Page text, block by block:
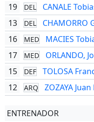
19
DEL
CANALE
13
DEL
CHAMORRO
16
MED
MACIES
17
MED
ORLANDO,
15
DEF
TOLOSA
12
ARQ ZOZAYA
ENTRENADOR